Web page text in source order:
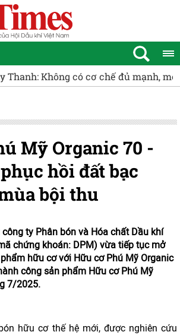
Không có cơ chế đủ mạnh, mỏ
Mỹ Organic 70 -
hồi đất bạc
bội thu
công ty Phân bón và Hóa chất Dầu khí
chứng khoán: DPM) vừa tiếp tục mở
hữu cơ với Hữu cơ Phú Mỹ Organic
công sản phẩm Hữu cơ Phú Mỹ
7/2025.
hữu cơ thế hệ mới, được nghiên cứu